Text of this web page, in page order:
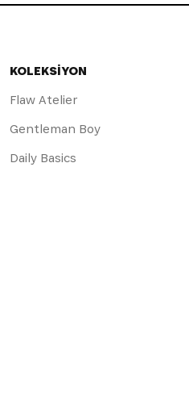
KOLEKSİYON
Flaw Atelier
Gentleman Boy
Daily Basics